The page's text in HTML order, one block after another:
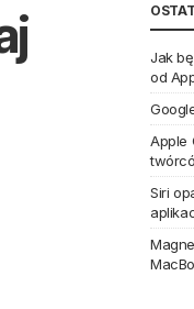
Jak
od
Apple
Siri